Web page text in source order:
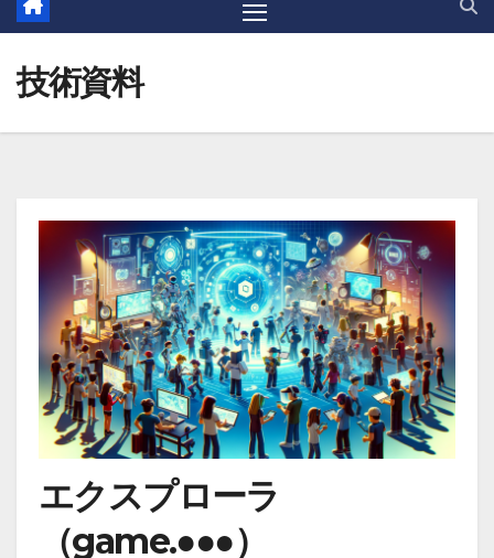
t
t
技術資料
エクスプローラ
（game.●●●）